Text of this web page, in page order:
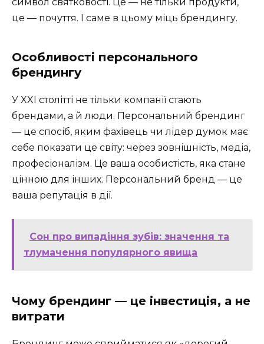
це — почуття. І саме в цьому міць брендингу.
Особливості персонального
брендингу
У XXI столітті не тільки компанії стають
брендами, а й люди. Персональний брендинг
— це спосіб, яким фахівець чи лідер думок має
себе показати це світу: через зовнішність, медіа,
професіоналізм. Це ваша особистість, яка стане
цінною для інших. Персональний бренд — це
ваша репутація в дії.
Сон про випадіння зубів: значення та
тлумачення популярного явища
Чому брендинг — це інвестиція, а не
витрати